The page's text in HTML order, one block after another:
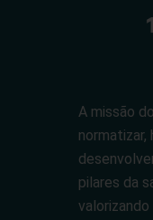
A missão
normatizar,
pilares da